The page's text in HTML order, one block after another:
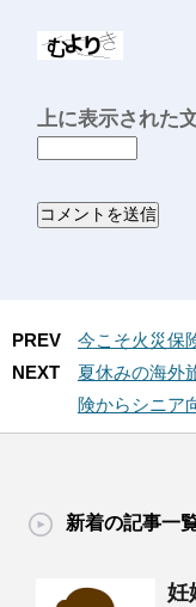
上に表示された
PREV
今こそ火災保
NEXT
夏休みの海外
険からシニア
新着の記事一
妊